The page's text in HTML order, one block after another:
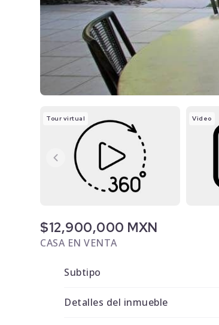
Tour virtual Video
$12,900,000 MXN
CASA EN VENTA
Subtipo
Detalles del inmueble